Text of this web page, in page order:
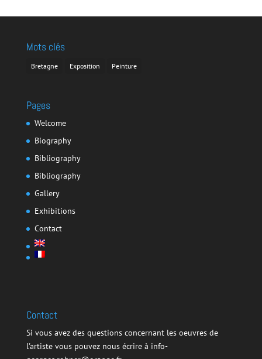
Mots clés
Bretagne Exposition Peinture
Pages
Welcome
Biography
Bibliography
Bibliography
Gallery
Exhibitions
Contact
Contact
Si vous avez des questions concernant les oeuvres de
l'artiste vous pouvez nous écrire à info-